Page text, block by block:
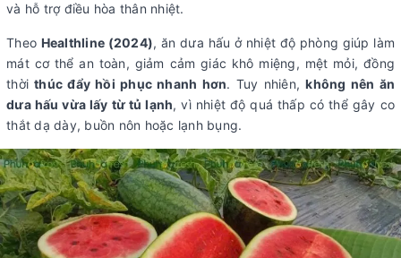
và hỗ trợ điều hòa thân nhiệt.
Theo Healthline (2024), ăn dưa hấu ở nhiệt độ phòng giúp làm
mát cơ thể an toàn, giảm cảm giác khô miệng, mệt mỏi, đồng
thờithúc đẩy hồi phục nhanh hơn. Tuy nhiên,không nên ăn
dưa hấu vừa lấy từ tủ lạnh, vì nhiệt độ quá thấp có thể gây co
thắt dạ dày, buồn nôn hoặc lạnh bụng.